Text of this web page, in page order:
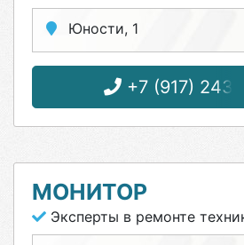
Юности, 1
+7 (917) 243-
МОНИТОР
Эксперты в ремонте